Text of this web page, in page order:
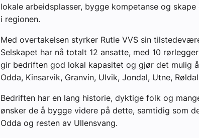
lokale arbeidsplasser, bygge kompetanse og
i regionen.
Med overtakelsen styrker Rutle VVS sin
Selskapet har nå totalt 12 ansatte, med 10
gir bedriften god lokal kapasitet og gjør det mulig
Odda, Kinsarvik, Granvin, Ulvik, Jondal, Utne,
Bedriften har en lang historie, dyktige folk og
ønsker de å bygge videre på dette, samtidig som
Odda og resten av Ullensvang.